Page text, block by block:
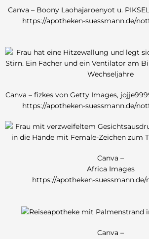
Canva – Boony Laohajaroenyot u.
https://apotheken-suessmann.de/
Canva – fizkes von Getty Images,
https://apotheken-suessmann.de/
Canva –
Africa Images
https://apotheken-suessmann.de/
Canva –